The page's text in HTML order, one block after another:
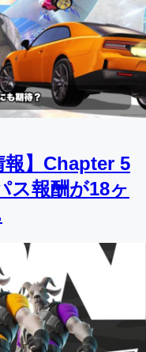
報】Chapter 5
ス報酬が18ヶ